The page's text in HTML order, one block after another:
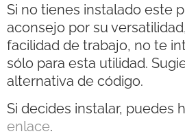
Si no tienes instalado este
aconsejo por su
facilidad de trabajo, no te
sólo para esta utilidad.
alternativa de código.
Si decides instalar, puedes
enlace.